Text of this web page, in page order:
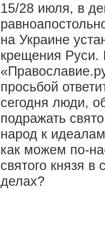
15/28 июля, в
на Украине
крещения Руси.
просьбой
сегодня люди,
подражать
народ к
как можем по-
святого князя в
делах?